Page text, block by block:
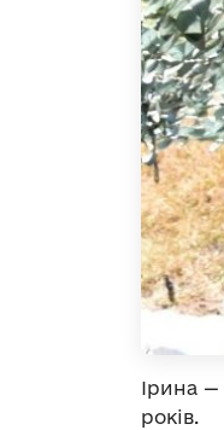
Ірина —
років.